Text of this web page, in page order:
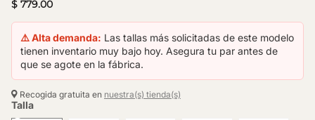
$ 779.00
⚠️ Alta demanda: Las tallas más solicitadas de este modelo
tienen inventario muy bajo hoy. Asegura tu par antes de
que se agote en la fábrica.
Recogida gratuita en nuestra(s) tienda(s)
Talla